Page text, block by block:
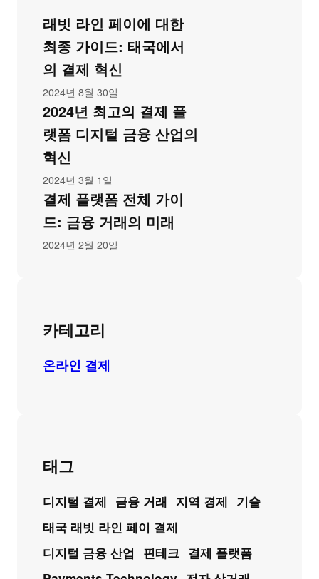
래빗 라인 페이에 대한
최종 가이드: 태국에서
의 결제 혁신
2024년 8월 30일
2024년 최고의 결제 플
랫폼 디지털 금융 산업의
혁신
2024년 3월 1일
결제 플랫폼 전체 가이
드: 금융 거래의 미래
2024년 2월 20일
카테고리
온라인 결제
태그
디지털 결제 금융 거래 지역 경제 기술
태국 래빗 라인 페이 결제
디지털 금융 산업
핀테크 결제 플랫폼